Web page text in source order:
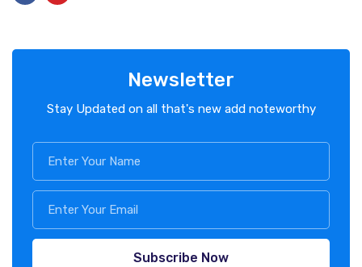
Newsletter
Stay Updated on all that's new add noteworthy
Subscribe Now